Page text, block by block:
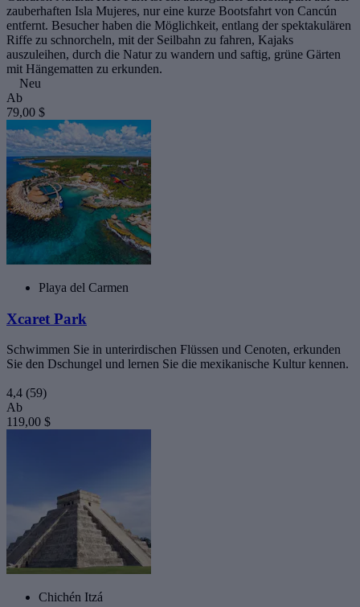
zauberhaften Isla Mujeres, nur eine kurze Bootsfahrt von Cancún
entfernt. Besucher haben die Möglichkeit, entlang der spektakulären
Riffe zu schnorcheln, mit der Seilbahn zu fahren, Kajaks
auszuleihen, durch die Natur zu wandern und saftig, grüne Gärten
mit Hängematten zu erkunden.
Neu
Ab
79,00 $
Playa del Carmen
Xcaret Park
Schwimmen Sie in unterirdischen Flüssen und Cenoten, erkunden
Sie den Dschungel und lernen Sie die mexikanische Kultur kennen.
4,4 (59)
Ab
119,00 $
Chichén Itzá